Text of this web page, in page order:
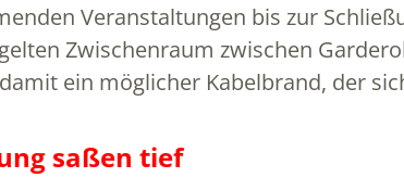
Veranstaltungen bis zur
Zwischenraum zwischen
ein möglicher Kabelbrand, der
saßen tief